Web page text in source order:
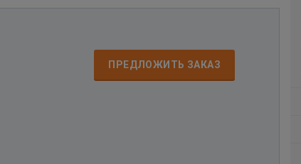
ПРЕДЛОЖИТЬ ЗАКАЗ